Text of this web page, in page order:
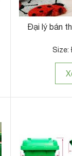
Đại lý bán
Size: